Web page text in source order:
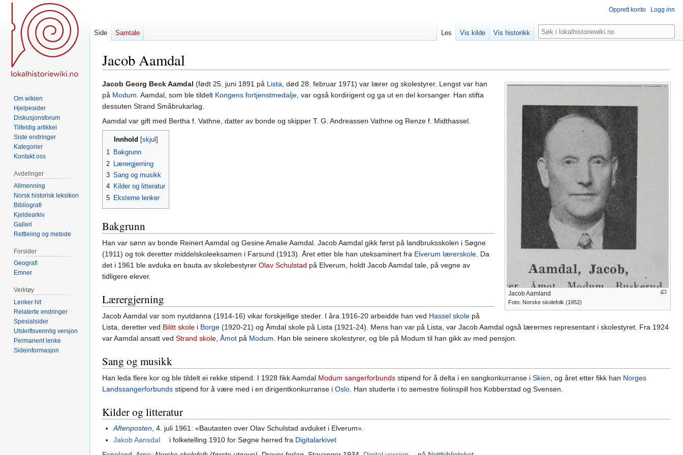
Jacob Aamdal
Hopp
til
navigering
Hopp
til
søk
Jacob Aamland
Foto: Norske skolefolk (1952)
Jacob Georg Beck Aamdal (født 25. juni 1891 på Lista, død 28. februar 1971) var lærer og skolestyrer. Lengst var han
på Modum. Aamdal, som ble tildelt Kongens fortjenstmedalje, var også kordirigent og ga ut en del korsanger. Han stifta
dessuten Strand Småbrukarlag.
Aamdal var gift med Bertha f. Vathne, datter av bonde og skipper T. G. Andreassen Vathne og Renze f. Midthassel.
Innhold
1 Bakgrunn
2
Lærergjerning
3 Sang og musikk
4 Kilder og litteratur
5 Eksterne lenker
Bakgrunn
Han var sønn av bonde Reinert Aamdal og Gesine Amalie Aamdal. Jacob Aamdal gikk først på landbruksskolen i Søgne
(1911) og tok deretter middelskoleeksamen i Farsund (1913). Året etter ble han uteksaminert fra Elverum lærerskole. Da
det i 1961 ble avduka en bauta av skolebestyrer Olav Schulstad på Elverum, holdt Jacob Aamdal tale, på vegne av
tidligere elever.
Lærergjerning
Jacob Aamdal var som nyutdanna (1914-16) vikar forskjellige steder. I åra 1916-20 arbeidde han ved Hassel skole på
Lista, deretter ved Bilitt skole i Borge (1920-21) og Åmdal skole på Lista (1921-24). Mens han var på Lista, var Jacob Aamdal også lærernes representant i skolestyret. Fra 1924
var Aamdal ansatt ved Strand skole, Åmot på Modum. Han ble seinere skolestyrer, og ble på Modum til han gikk av med pensjon.
Sang og musikk
Han leda flere kor og ble tildelt ei rekke stipend. I 1928 fikk Aamdal Modum sangerforbunds stipend for å delta i en sangkonkurranse i Skien, og året etter fikk han Norges
Landssangerforbunds stipend for å være med i en dirigentkonkurranse i Oslo. Han studerte i to semestre fiolinspill hos Kobberstad og Svensen.
Kilder og litteratur
Aftenposten , 4. juli 1961: «Bautasten over Olav Schulstad avduket i Elverum».
Jakob Aansdal
i folketelling 1910 for Søgne herred fra Digitalarkivet
Opprett konto Logg inn
Side Samtale Les Vis kilde Vis historikk Søk
Om wikien
Hjelpesider
Diskusjonsforum
Tilfeldig artikkel
Siste endringer
Kategorier
Kontakt oss
Avdelinger
Allmenning
Norsk historisk leksikon
Bibliografi
Kjeldearkiv
Galleri
Rettleiing og metode
Forsider
Geografi
Emner
Verktøy
Lenker hit
Relaterte endringer
Spesialsider
Utskriftsvennlig versjon
Permanent lenke
Sideinformasjon